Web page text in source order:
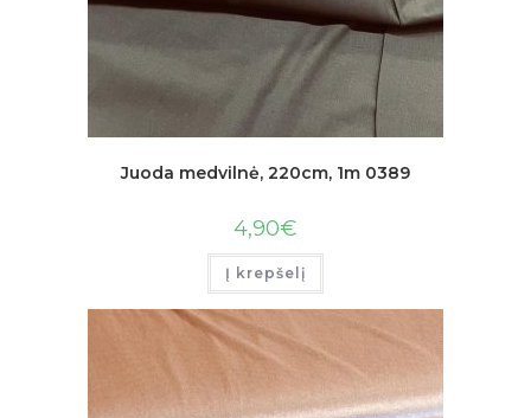
Juoda medvilnė, 220cm, 1m 0389
4,90€
Į krepšelį